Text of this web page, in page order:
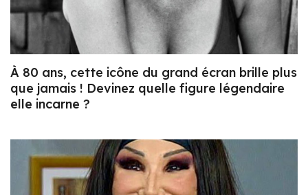
À 80 ans, cette icône du grand écran brille plus
que jamais ! Devinez quelle figure légendaire
elle incarne ?